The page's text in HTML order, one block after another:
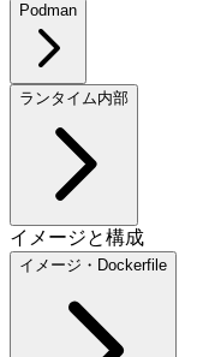
Podman
ランタイム内部
イメージと構成
イメージ・Dockerfile